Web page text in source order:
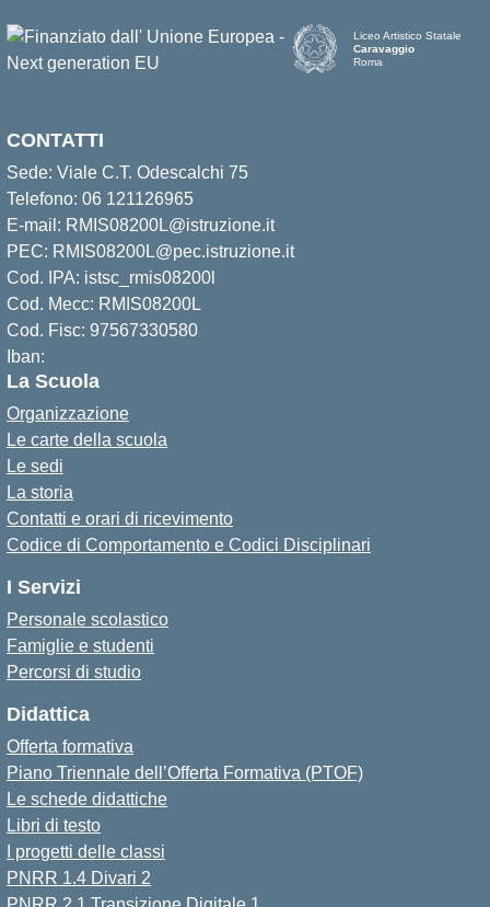
Liceo Artistico Statale
Caravaggio
Roma
CONTATTI
Sede: Viale C.T. Odescalchi 75
Telefono: 06 121126965
E-mail: RMIS08200L@istruzione.it
PEC: RMIS08200L@pec.istruzione.it
Cod. IPA: istsc_rmis08200l
Cod. Mecc: RMIS08200L
Cod. Fisc: 97567330580
Iban:
La Scuola
Organizzazione
Le carte della scuola
Le sedi
La storia
Contatti e orari di ricevimento
Codice di Comportamento e Codici Disciplinari
I Servizi
Personale scolastico
Famiglie e studenti
Percorsi di studio
Didattica
Offerta formativa
Piano Triennale dell’Offerta Formativa (PTOF)
Le schede didattiche
Libri di testo
I progetti delle classi
PNRR 1.4 Divari 2